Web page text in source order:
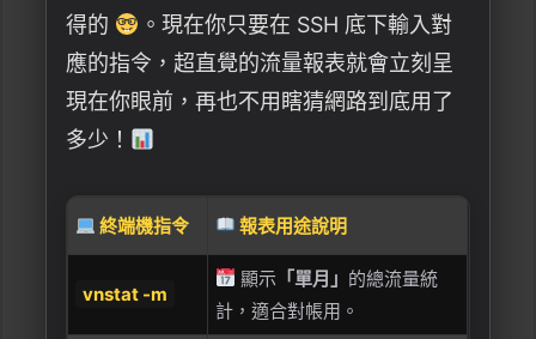
得的
。現在你只要在 SSH 底下輸入對
應的指令，超直覺的流量報表就會立刻呈
現在你眼前，再也不用瞎猜網路到底用了
多少！
終端機指令 報表用途說明
vnstat -m
顯示 「單月」 的總流量統
計，適合對帳用。